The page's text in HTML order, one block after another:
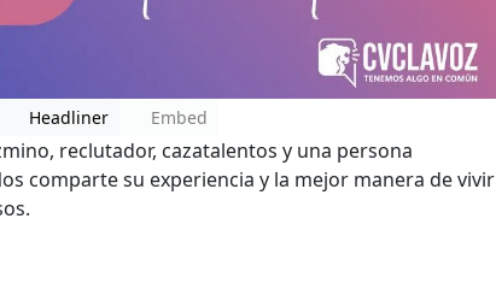
Headliner Embed
reclutador, cazatalentos y una persona
comparte su experiencia y la mejor manera de vivir